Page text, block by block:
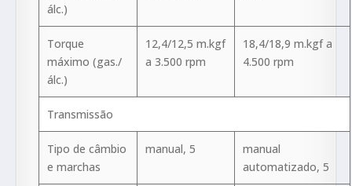
álc.)
Torque
máximo (gas./
álc.)
12,4/12,5 m.kgf
a 3.500 rpm
18,4/18,9 m.kgf a
4.500 rpm
Transmissão
Tipo de câmbio
e marchas
manual, 5
manual
automatizado, 5